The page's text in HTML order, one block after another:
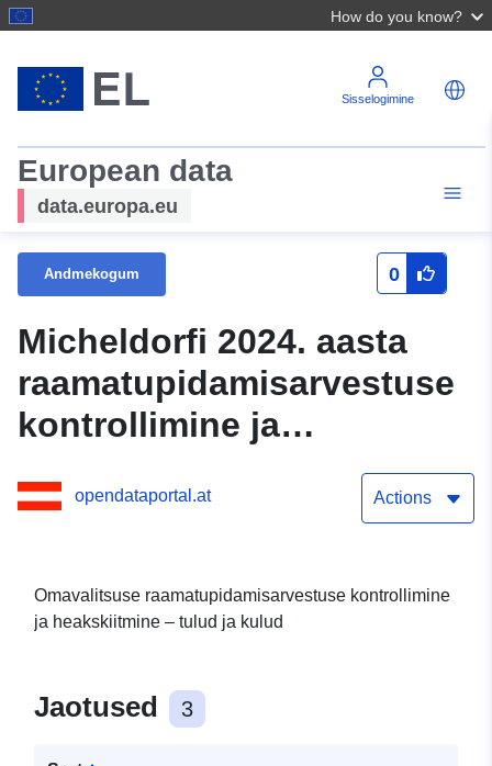
How do you know?
Sisselogimine
European data
data.europa.eu
Andmekogum 0
Micheldorfi 2024. aasta
raamatupidamisarvestuse
kontrollimine ja
Austrias (omavalitsus)
opendataportal.at Actions
Omavalitsuse raamatupidamisarvestuse kontrollimine
ja heakskiitmine – tulud ja kulud
Jaotused 3